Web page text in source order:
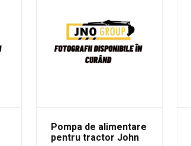
Pompa de alimentare
pentru tractor John